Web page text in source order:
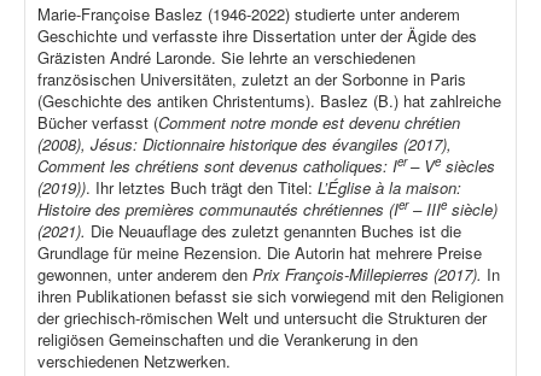
Marie-Françoise Baslez (1946-2022) studierte unter anderem
Geschichte und verfasste ihre Dissertation unter der Ägide des
Gräzisten André Laronde. Sie lehrte an verschiedenen
französischen Universitäten, zuletzt an der Sorbonne in Paris
(Geschichte des antiken Christentums). Baslez (B.) hat zahlreiche
Bücher verfasst (Comment notre monde est devenu chrétien
(2008), Jésus: Dictionnaire historique des évangiles (2017),
Comment les chrétiens sont devenus catholiques: Ier– Ve siècles
(2019)). Ihr letztes Buch trägt den Titel: L’Église à la maison:
Histoire des premières communautés chrétiennes (Ier– IIIe siècle)
(2021). Die Neuauflage des zuletzt genannten Buches ist die
Grundlage für meine Rezension. Die Autorin hat mehrere Preise
gewonnen, unter anderem den Prix François-Millepierres (2017). In
ihren Publikationen befasst sie sich vorwiegend mit den Religionen
der griechisch-römischen Welt und untersucht die Strukturen der
religiösen Gemeinschaften und die Verankerung in den
verschiedenen Netzwerken.